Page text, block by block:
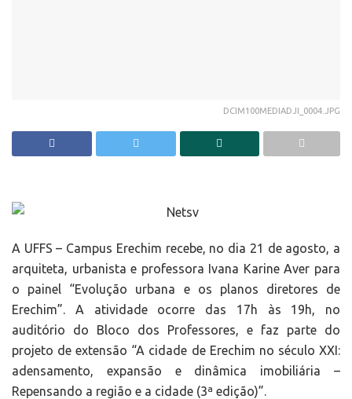
DCIM100MEDIADJI_0004.JPG
A UFFS – Campus Erechim recebe, no dia 21 de agosto, a
arquiteta, urbanista e professora Ivana Karine Aver para
o painel “Evolução urbana e os planos diretores de
Erechim”. A atividade ocorre das 17h às 19h, no
auditório do Bloco dos Professores, e faz parte do
projeto de extensão “A cidade de Erechim no século XXI:
adensamento, expansão e dinâmica imobiliária –
Repensando a região e a cidade (3ª edição)”.